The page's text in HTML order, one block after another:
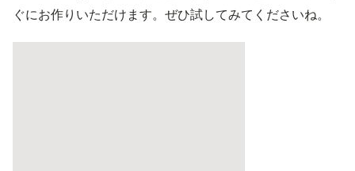
ぐにお作りいただけます。ぜひ試してみてくださいね。